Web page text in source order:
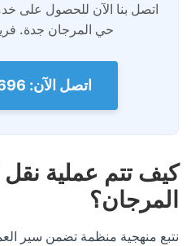
اتصل بنا الآن للحصول على
حي المرجان جدة.
اتصل الآن: 0560329696
كيف تتم عملية
المرجان؟
نتبع منهجية منظمة تضمن سير